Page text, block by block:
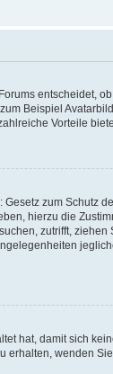
entscheidet,
Beispiel
Vorteile
zum
hierzu die
zutrifft,
hat, damit sich
erhalten, wenden